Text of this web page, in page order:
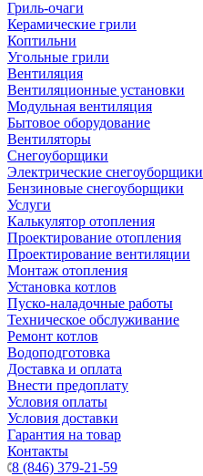
Гриль-очаги
Керамические грили
Коптильни
Угольные грили
Вентиляция
Вентиляционные установки
Модульная вентиляция
Бытовое оборудование
Вентиляторы
Снегоуборщики
Электрические снегоуборщики
Бензиновые снегоуборщики
Услуги
Калькулятор отопления
Проектирование отопления
Проектирование вентиляции
Монтаж отопления
Установка котлов
Пуско-наладочные работы
Техническое обслуживание
Ремонт котлов
Водоподготовка
Доставка и оплата
Внести предоплату
Условия оплаты
Условия доставки
Гарантия на товар
Контакты
8 (846) 379-21-59